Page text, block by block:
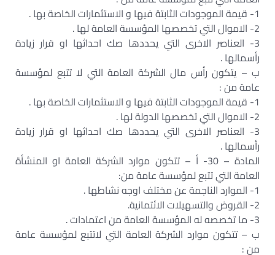
1- قيمة الموجودات الثابتة فيها و الاستثمارات الخاصة بها .‏
2- الاموال التي تخصصها المؤسسة العامة لها .‏
3- العناصر الاخرى التي يحددها صك احداثها او قرار زيادة
رأسمالها .‏
ب – يتكون رأس مال الشركة العامة التي لا تتبع لمؤسسة
عامة من :‏
1- قيمة الموجودات الثابتة فيها و الاستثمارات الخاصة بها .‏
2- الاموال التي تخصصها الدولة لها .‏
3- العناصر الاخرى التي يحددها صك احداثها او قرار زيادة
رأسمالها .‏
المادة – 30- أ – تتكون موارد الشركة العامة او المنشأة
العامة التي تتبع لمؤسسة عامة من:‏
1- الموارد الناجمة عن مختلف اوجه نشاطها .‏
2- القروض والتسهيلات الائتمانية.‏
3- ما تخصصه له المؤسسة العامة من اعتمادات .‏
ب – تتكون موارد الشركة العامة التي لاتتبع لمؤسسة عامة
من :‏